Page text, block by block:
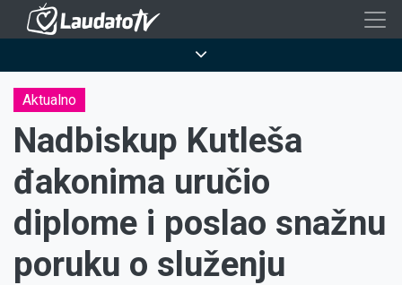
Skoči
sadržaj
Aktualno
Nadbiskup Kutleša
đakonima uručio
diplome i poslao snažnu
poruku o služenju